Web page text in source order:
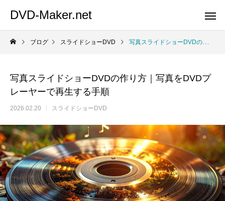
DVD-Maker.net
ブログ スライドショーDVD 写真スライドショーDVDの作り方｜写真をDVDプレーヤーで再生する手順
写真スライドショーDVDの作り方｜写真をDVDプ
レーヤーで再生する手順
2026.02.20 スライドショーDVD